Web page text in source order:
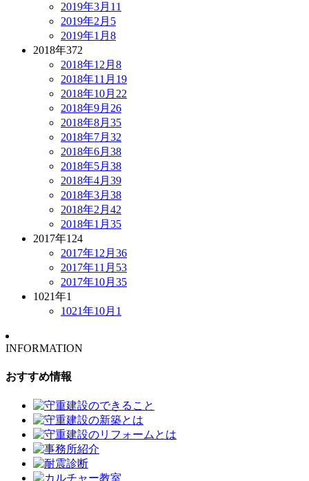
2019年3月 11
2019年2月 5
2019年1月 8
2018年372
2018年12月 8
2018年11月 19
2018年10月 22
2018年9月 26
2018年8月 35
2018年7月 32
2018年6月 38
2018年5月 38
2018年4月 39
2018年3月 38
2018年2月 42
2018年1月 35
2017年124
2017年12月 36
2017年11月 53
2017年10月 35
1021年1
1021年10月 1
INFORMATION
おすすめ情報